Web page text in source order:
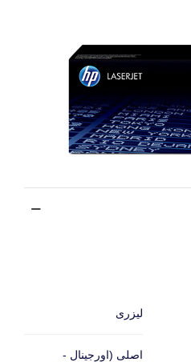
لیزری
اصلی (اورجینال -